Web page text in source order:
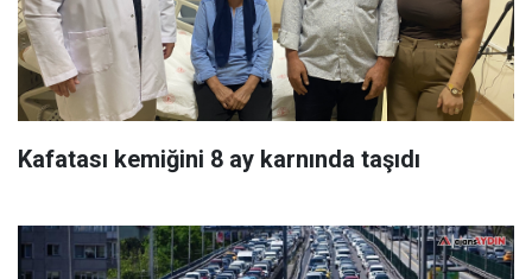
Kafatası kemiğini 8 ay karnında taşıdı